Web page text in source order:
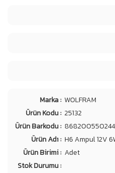
Marka : WOLFRAM
Ürün Kodu : 25132
Ürün Barkodu :
Ürün Adı : H6 Ampul 12V
Ürün Birimi : Adet
Stok Durumu :